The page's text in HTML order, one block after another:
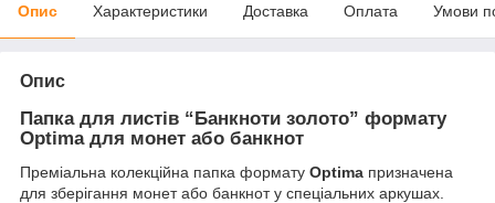
Опис Характеристики Доставка Оплата Умови
Опис
Папка для листів “Банкноти золото” формату
Optima для монет або банкнот
Преміальна колекційна папка формату Optima призначена
для зберігання монет або банкнот у спеціальних аркушах.